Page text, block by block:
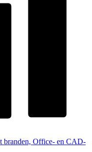
branden, Office- en CAD-